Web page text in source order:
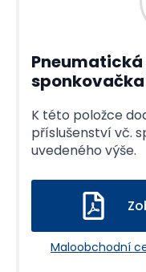
sponkovačka
K této položce
příslušenství vč.
uvedeného výše.
Maloobchodní